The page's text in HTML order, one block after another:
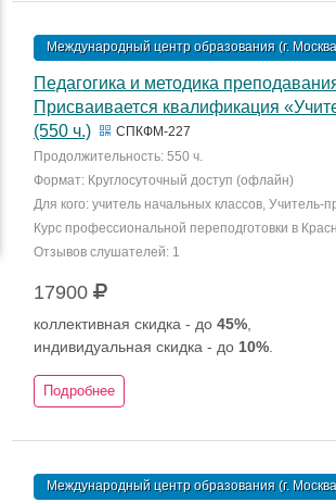
Международный центр образования (г.
Педагогика и методика
Присваивается квалификация
(550 ч.)
СПКФМ-227
Продолжительность: 550 ч.
Формат: Круглосуточный доступ (офлайн)
Для кого: учитель начальных классов, Учитель-
Курс профессиональной переподготовки в
Отзывов слушателей: 1
17900
коллективная скидка - до 45%
индивидуальная скидка - до 10%
Подробнее
Международный центр образования (г.